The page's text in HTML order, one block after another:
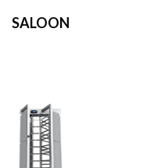
SALOON